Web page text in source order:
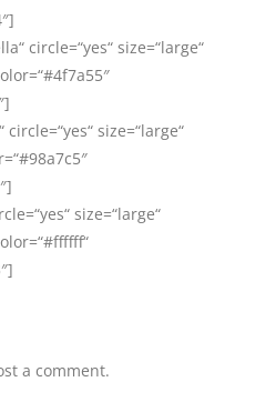
circle=“yes“ size=“large“
size=“large“
size=“large“
a comment.